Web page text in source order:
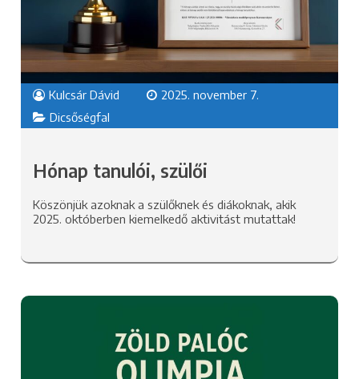
Kulcsár Dávid
2025. november 7.
Dicsőségfal
Hónap tanulói, szülői
Köszönjük azoknak a szülőknek és diákoknak, akik
2025. októberben kiemelkedő aktivitást mutattak!